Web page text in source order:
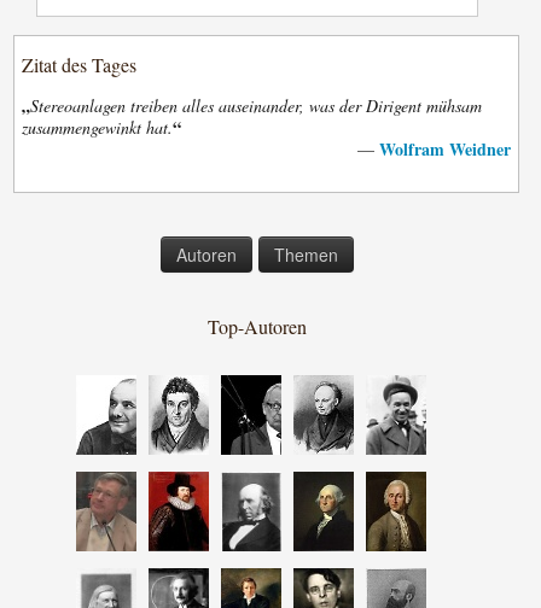
Zitat des Tages
„Stereoanlagen treiben alles auseinander, was der Dirigent mühsam
zusammengewinkt hat.“
— Wolfram Weidner
Autoren Themen
Top-Autoren